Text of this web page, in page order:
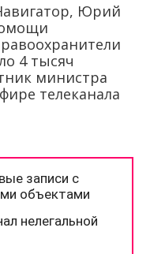
Юрий
4 тысяч
министра
телеканала